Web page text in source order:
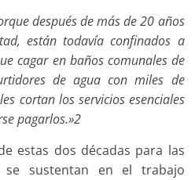
después de más de 20 años
están todavía confinados a
cagar en baños comunales de
de agua con miles de
cortan los servicios esenciales
pagarlos.»2
estas dos décadas para las
se sustentan en el trabajo